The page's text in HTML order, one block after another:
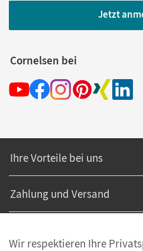
Jetzt
Cornelsen bei
Ihre Vorteile bei uns
Zahlung und Versand
Wir respektieren Ihre